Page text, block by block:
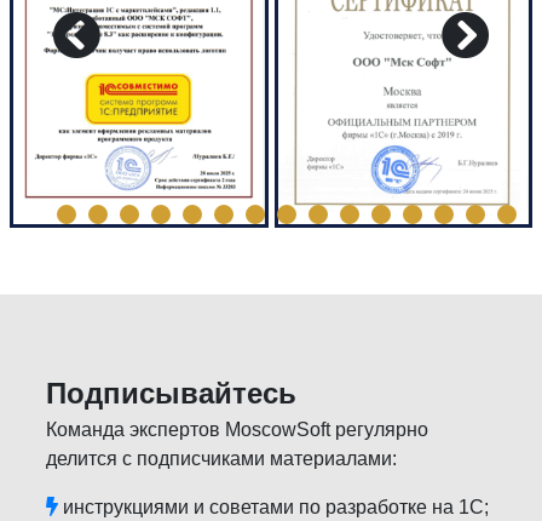
Подписывайтесь
Команда экспертов MoscowSoft регулярно
делится с подписчиками материалами:
инструкциями и советами по разработке на 1С;